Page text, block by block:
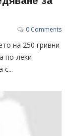
0 Comments
на 250 гривни
по-леки
с...